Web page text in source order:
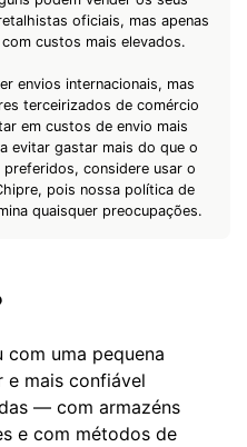
oficiais, mas apenas
custos mais elevados.
envios internacionais, mas
terceirizados de comércio
em custos de envio mais
evitar gastar mais do que o
considere usar o
pois nossa política de
quaisquer preocupações.
com uma pequena
e mais confiável
— com armazéns
e com métodos de